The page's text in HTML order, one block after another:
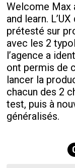
Welcome Max
and learn.
prétesté sur
avec les 2
l’agence a
ont permis de
lancer la
chacun des 2
test, puis à
généralisés.